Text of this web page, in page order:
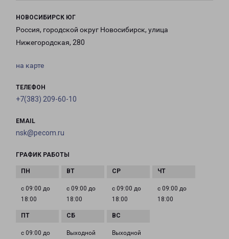
НОВОСИБИРСК ЮГ
Россия, городской округ Новосибирск, улица
Нижегородская, 280
на карте
ТЕЛЕФОН
+7(383) 209-60-10
EMAIL
nsk@pecom.ru
ГРАФИК РАБОТЫ
с 09:00 до
18:00
с 09:00 до
18:00
с 09:00 до
18:00
с 09:00 до
18:00
с 09:00 до
Выходной Выходной